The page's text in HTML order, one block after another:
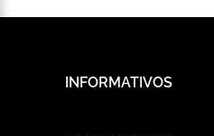
INFORMATIVOS